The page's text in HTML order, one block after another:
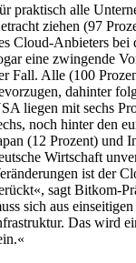
praktisch alle
ziehen (97
Cloud-Anbieters bei
eine zwingende
Fall. Alle (100
dahinter
liegen mit sechs
noch hinter den
(12 Prozent) und
Wirtschaft
ist der
sagt Bitkom-
sich aus
Das wird